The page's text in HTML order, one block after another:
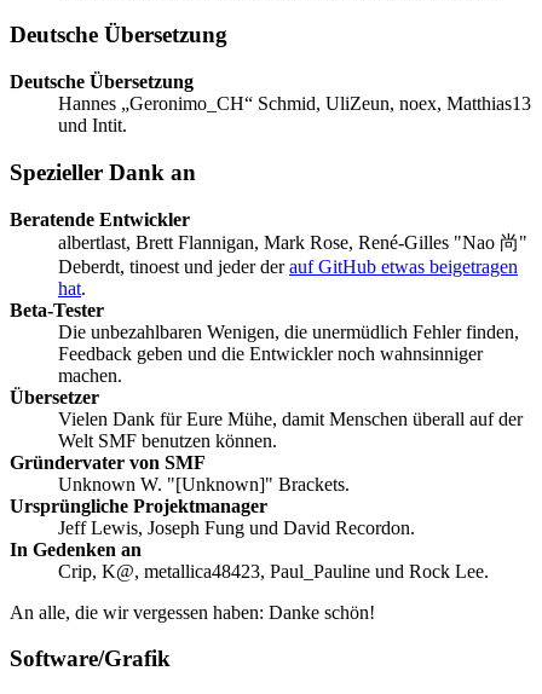
Deutsche Übersetzung
Deutsche Übersetzung
Hannes „Geronimo_CH“ Schmid, UliZeun, noex, Matthias13
und Intit.
Spezieller Dank an
Beratende Entwickler
albertlast, Brett Flannigan, Mark Rose, René-Gilles "Nao 尚"
Deberdt, tinoest und jeder derauf GitHub etwas beigetragen
hat.
Beta-Tester
Die unbezahlbaren Wenigen, die unermüdlich Fehler finden,
Feedback geben und die Entwickler noch wahnsinniger
machen.
Übersetzer
Vielen Dank für Eure Mühe, damit Menschen überall auf der
Welt SMF benutzen können.
Gründervater von SMF
Unknown W. "[Unknown]" Brackets.
Ursprüngliche Projektmanager
Jeff Lewis, Joseph Fung und David Recordon.
In Gedenken an
Crip, K@, metallica48423, Paul_Pauline und Rock Lee.
An alle, die wir vergessen haben: Danke schön!
Software/Grafik